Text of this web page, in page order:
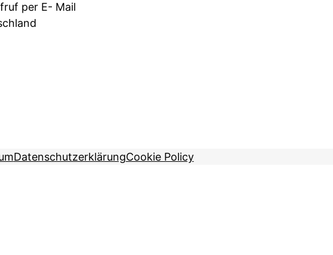
per E- Mail
DatenschutzerklärungCookie Policy